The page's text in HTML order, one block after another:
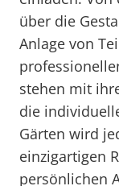
über die
Anlage von
stehen mit
die
Gärten wird
einzigartigen
persönlichen